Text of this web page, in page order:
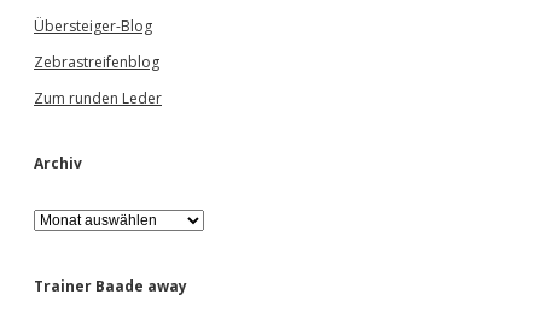
Übersteiger-Blog
Zebrastreifenblog
Zum runden Leder
Archiv
A
r
h
Trainer Baade away